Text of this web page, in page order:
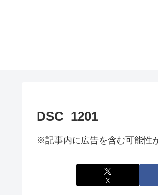
DSC_1201
※記事内に広告を含む可能性
X